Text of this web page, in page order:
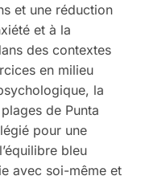
et une réduction
et à la
des contextes
en milieu
la
de Punta
pour une
bleu
avec soi-même et